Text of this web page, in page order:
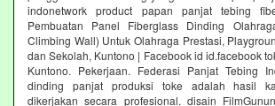
indonetwork product papan panjat tebing
Pembuatan Panel Fiberglass Dinding
Climbing Wall) Untuk Olahraga Prestasi,
dan Sekolah, Kuntono | Facebook id id.facebook
Kuntono. Pekerjaan. Federasi Panjat Tebing
dinding panjat produksi toke adalah hasil
dikerjakan secara profesional. disain